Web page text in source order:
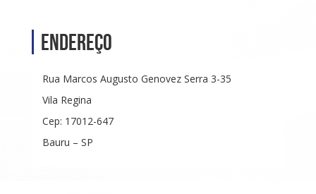
Endereço
Rua Marcos Augusto Genovez Serra 3-35
Vila Regina
Cep: 17012-647
Bauru – SP